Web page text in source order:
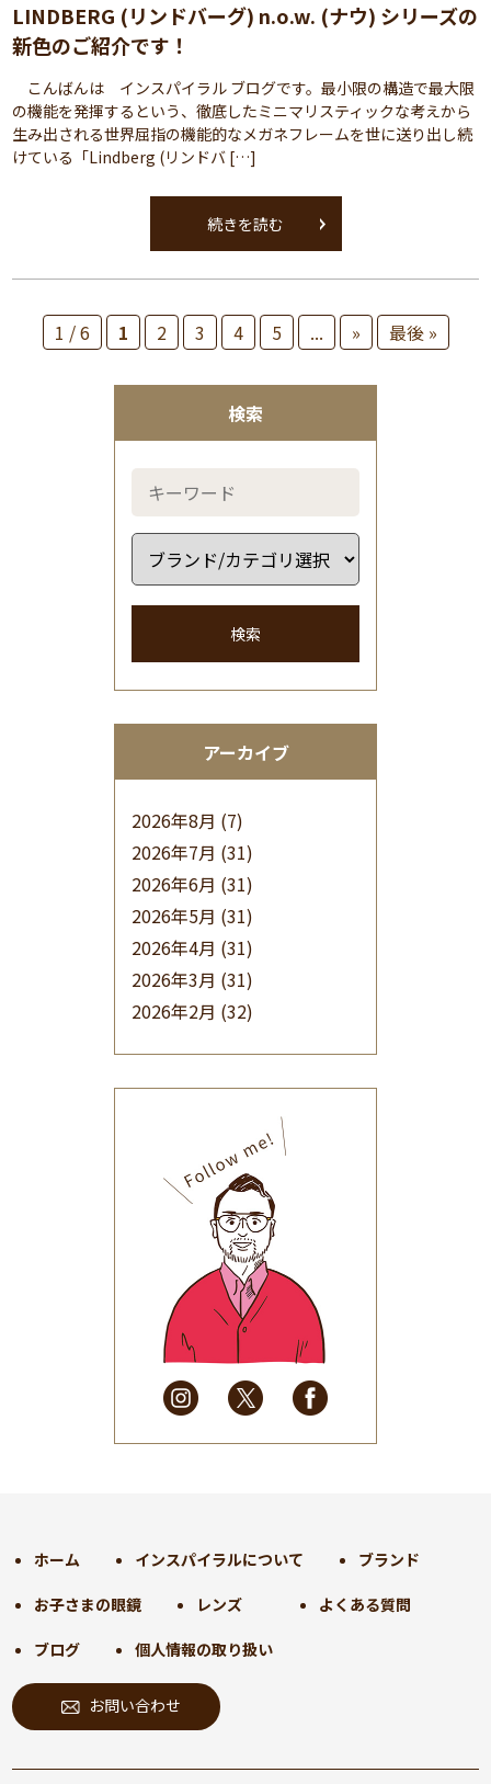
検索
検索
アーカイブ
2026年8月 (7)
2026年7月 (31)
2026年6月 (31)
2026年5月 (31)
2026年4月 (31)
2026年3月 (31)
2026年2月 (32)
(32)
2025年9月(30)
2025年8月(31)
2025年7月(37)
2025年6月(48)
2025年5月
(41)
2025年4月
(32)
2025年3月(31)
2025年2月
(28)
2025年1月
(34)
2024年9月(30)
2024年7月(31)
2024年6月(30)
2024年5月
2024年4月 (32)
2024年2月(31)
LINDBERG (リンドバーグ) n.o.w. (ナウ) シリーズの
新色のご紹介です！
こんばんは インスパイラル ブログです。最小限の構造で最大限
の機能を発揮するという、徹底したミニマリスティックな考えから
生み出される世界屈指の機能的なメガネフレームを世に送り出し続
けている「Lindberg (リンドバ […]
続きを読む
1 / 6 1 2 3 4 5 ... » 最後 »
ホーム インスパイラルについて ブランド
お子さまの眼鏡 レンズ よくある質問
ブログ 個人情報の取り扱い
お問い合わせ